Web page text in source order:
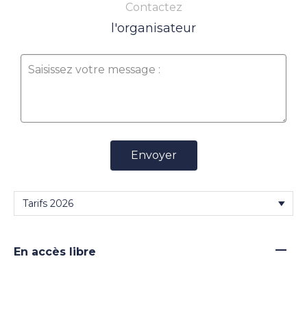
Contactez
l'organisateur
Envoyer
En accès libre —